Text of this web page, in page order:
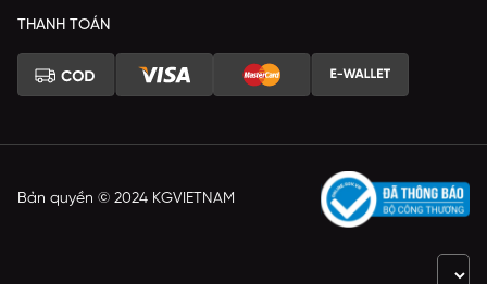
THANH TOÁN
Bản quyền © 2024 KGVIETNAM